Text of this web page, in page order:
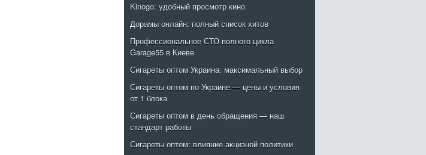
Kinogo: удобный просмотр кино
Дорамы онлайн: полный список хитов
Профессиональное СТО полного цикла
Garage55 в Киеве
Сигареты оптом Украина: максимальный выбор
Сигареты оптом по Украине — цены и условия
от 1 блока
Сигареты оптом в день обращения — наш
стандарт работы
Сигареты оптом: влияние акцизной политики